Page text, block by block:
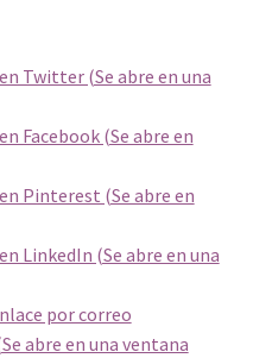
Twitter (Se abre en una
Facebook (Se abre en
Pinterest (Se abre en
LinkedIn (Se abre en una
por correo
abre en una ventana